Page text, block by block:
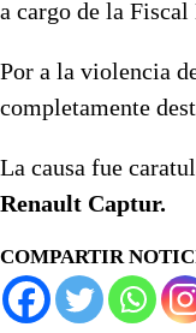
a cargo de la
Por a la violencia
completamente
La causa fue
Renault Captur.
COMPARTIR